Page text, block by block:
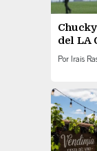
del LA
Por Irais